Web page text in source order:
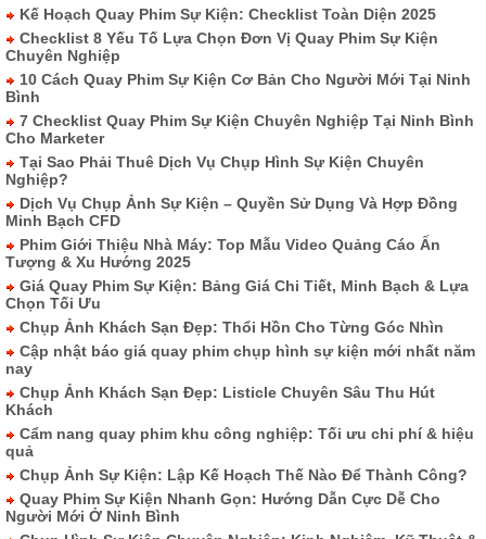
Kế Hoạch Quay Phim Sự Kiện: Checklist Toàn Diện 2025
Checklist 8 Yếu Tố Lựa Chọn Đơn Vị Quay Phim Sự Kiện
Chuyên Nghiệp
10 Cách Quay Phim Sự Kiện Cơ Bản Cho Người Mới Tại Ninh
Bình
7 Checklist Quay Phim Sự Kiện Chuyên Nghiệp Tại Ninh Bình
Cho Marketer
Tại Sao Phải Thuê Dịch Vụ Chụp Hình Sự Kiện Chuyên
Nghiệp?
Dịch Vụ Chụp Ảnh Sự Kiện – Quyền Sử Dụng Và Hợp Đồng
Minh Bạch CFD
Phim Giới Thiệu Nhà Máy: Top Mẫu Video Quảng Cáo Ấn
Tượng & Xu Hướng 2025
Giá Quay Phim Sự Kiện: Bảng Giá Chi Tiết, Minh Bạch & Lựa
Chọn Tối Ưu
Chụp Ảnh Khách Sạn Đẹp: Thổi Hồn Cho Từng Góc Nhìn
Cập nhật báo giá quay phim chụp hình sự kiện mới nhất năm
nay
Chụp Ảnh Khách Sạn Đẹp: Listicle Chuyên Sâu Thu Hút
Khách
Cẩm nang quay phim khu công nghiệp: Tối ưu chi phí & hiệu
quả
Chụp Ảnh Sự Kiện: Lập Kế Hoạch Thế Nào Để Thành Công?
Quay Phim Sự Kiện Nhanh Gọn: Hướng Dẫn Cực Dễ Cho
Người Mới Ở Ninh Bình